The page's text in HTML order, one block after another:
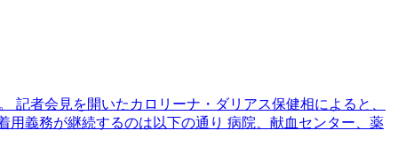
記者会見を開いたカロリーナ・ダリアス保健相によると、
義務が継続するのは以下の通り 病院、献血センター、薬